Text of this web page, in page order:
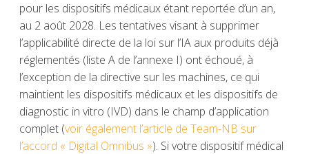
pour les dispositifs médicaux étant reportée d’un an,
au 2 août 2028. Les tentatives visant à supprimer
l’applicabilité directe de la loi sur l’IA aux produits déjà
réglementés (liste A de l’annexe I) ont échoué, à
l’exception de la directive sur les machines, ce qui
maintient les dispositifs médicaux et les dispositifs de
diagnostic in vitro (IVD) dans le champ d’application
complet (voir également l’article de Team-NB sur
l’accord « Digital Omnibus »). Si votre dispositif médical